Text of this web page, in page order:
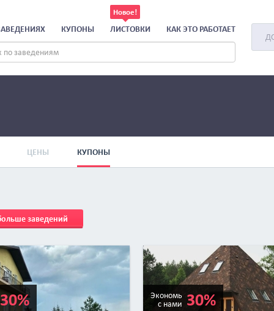
КУПОНЫ ЛИСТОВКИ КАК ЭТО РАБОТАЕТ
ЦЕНЫ КУПОНЫ
заведений
30%
Экономь
с нами 30%